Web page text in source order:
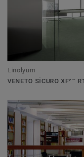
Linolyum
VENETO SICURO XF²™